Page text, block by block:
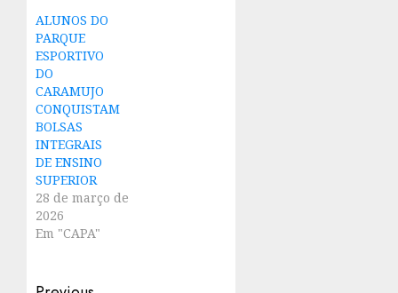
ALUNOS DO
PARQUE
ESPORTIVO
DO
CARAMUJO
CONQUISTAM
BOLSAS
INTEGRAIS
DE ENSINO
SUPERIOR
28 de março de
2026
Em "CAPA"